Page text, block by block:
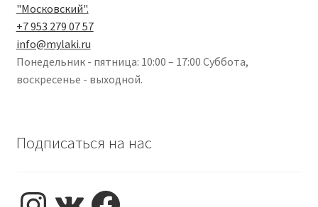
"Московский".
+7 953 279 07 57
info@mylaki.ru
Понедельник - пятница: 10:00 – 17:00 Суббота,
воскресенье - выходной.
Подписаться на нас
Instagram Facebook